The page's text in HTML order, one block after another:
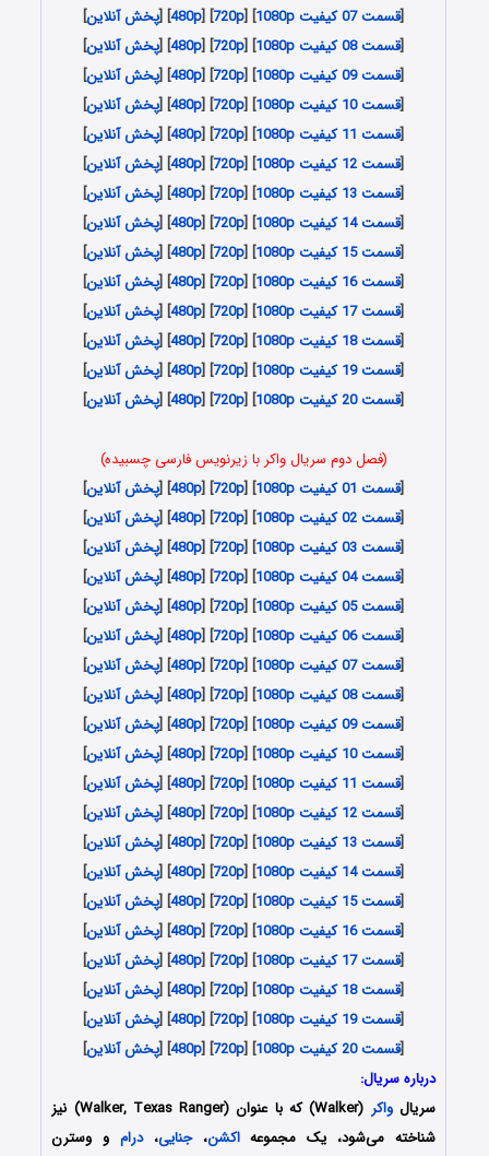
[قسمت 07 کیفیت 1080p ] [
720p
] [
480p
] [پخش آنلاین]
[قسمت 08 کیفیت 1080p ] [
720p
] [
480p
] [پخش آنلاین]
[قسمت 09 کیفیت 1080p ] [
720p
] [
480p
] [پخش آنلاین]
[قسمت 10 کیفیت 1080p ] [
720p
] [
480p
] [پخش آنلاین]
[قسمت 11 کیفیت 1080p ] [
720p
] [
480p
] [پخش آنلاین]
[قسمت 12 کیفیت 1080p ] [
720p
] [
480p
] [پخش آنلاین]
[قسمت 13 کیفیت 1080p ] [
720p
] [
480p
] [پخش آنلاین]
[قسمت 14 کیفیت 1080p ] [
720p
] [
480p
] [پخش آنلاین]
[قسمت 15 کیفیت 1080p ] [
720p
] [
480p
] [پخش آنلاین]
[قسمت 16 کیفیت 1080p ] [
720p
] [
480p
] [پخش آنلاین]
[قسمت 17 کیفیت 1080p ] [
720p
] [
480p
] [پخش آنلاین]
[قسمت 18 کیفیت 1080p ] [
720p
] [
480p
] [پخش آنلاین]
[قسمت 19 کیفیت 1080p ] [
720p
] [
480p
] [پخش آنلاین]
[قسمت 20 کیفیت 1080p ] [
720p
] [
480p
] [پخش آنلاین]
(فصل دوم سریال واکر با زیرنویس فارسی چسبیده)
[قسمت 01 کیفیت 1080p ] [
720p
] [
480p
] [پخش آنلاین]
[قسمت 02 کیفیت 1080p ] [
720p
] [
480p
] [پخش آنلاین]
[قسمت 03 کیفیت 1080p ] [
720p
] [
480p
] [پخش آنلاین]
[قسمت 04 کیفیت 1080p ] [
720p
] [
480p
] [پخش آنلاین]
[قسمت 05 کیفیت 1080p ] [
720p
] [
480p
] [پخش آنلاین]
[قسمت 06 کیفیت 1080p ] [
720p
] [
480p
] [پخش آنلاین]
[قسمت 07 کیفیت 1080p ] [
720p
] [
480p
] [پخش آنلاین]
[قسمت 08 کیفیت 1080p ] [
720p
] [
480p
] [پخش آنلاین]
[قسمت 09 کیفیت 1080p ] [
720p
] [
480p
] [پخش آنلاین]
[قسمت 10 کیفیت 1080p ] [
720p
] [
480p
] [پخش آنلاین]
[قسمت 11 کیفیت 1080p ] [
720p
] [
480p
] [پخش آنلاین]
[قسمت 12 کیفیت 1080p ] [
720p
] [
480p
] [پخش آنلاین]
[قسمت 13 کیفیت 1080p ] [
720p
] [
480p
] [پخش آنلاین]
[قسمت 14 کیفیت 1080p ] [
720p
] [
480p
] [پخش آنلاین]
[قسمت 15 کیفیت 1080p ] [
720p
] [
480p
] [پخش آنلاین]
[قسمت 16 کیفیت 1080p ] [
720p
] [
480p
] [پخش آنلاین]
[قسمت 17 کیفیت 1080p ] [
720p
] [
480p
] [پخش آنلاین]
[قسمت 18 کیفیت 1080p ] [
720p
] [
480p
] [پخش آنلاین]
[قسمت 19 کیفیت 1080p ] [
720p
] [
480p
] [پخش آنلاین]
[قسمت 20 کیفیت 1080p ] [
720p
] [
480p
] [پخش آنلاین]
درباره سریال:
سریالواکر
(Walker) که با عنوان (Walker, Texas Ranger) نیز
شناخته می‌شود، یک مجموعهاکشن،جنایی،درام و وسترن